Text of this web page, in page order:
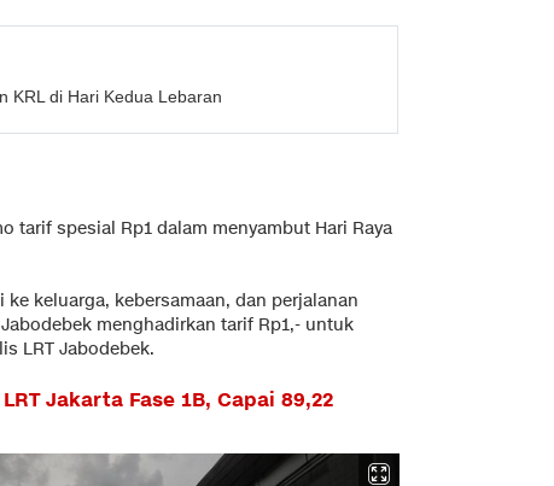
KRL di Hari Kedua Lebaran
tarif spesial Rp1 dalam menyambut Hari Raya
keluarga, kebersamaan, dan perjalanan
menghadirkan tarif Rp1,- untuk
LRT Jabodebek.
Jakarta Fase 1B, Capai 89,22